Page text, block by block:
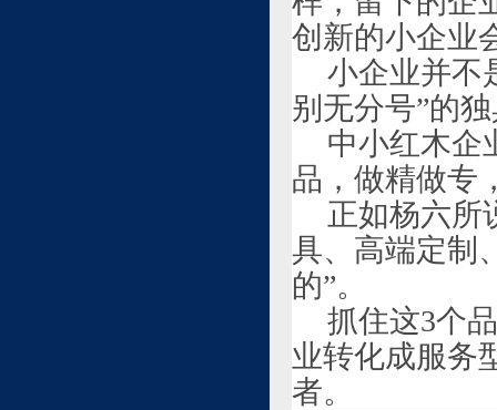
创新的小企业
小企业并不
别无分号”的
中小红木企
品，做精做专
正如杨六所
具、高端定制
的”。
抓住这3个
业转化成服务
者。